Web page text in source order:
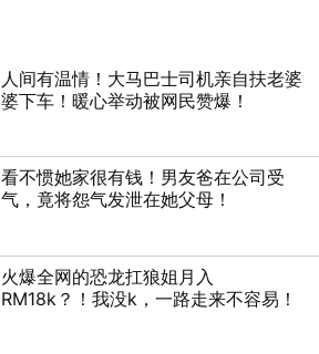
人间有温情！大马巴士司机亲自扶老婆
婆下车！暖心举动被网民赞爆！
看不惯她家很有钱！男友爸在公司受
气，竟将怨气发泄在她父母！
火爆全网的恐龙扛狼姐月入
RM18k？！我没k，一路走来不容易！